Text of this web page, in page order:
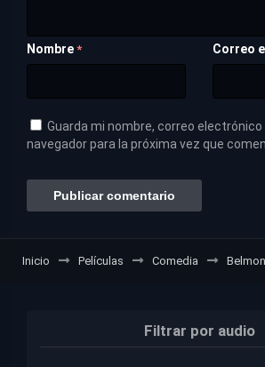
Nombre * Correo
Guarda mi nombre, correo
navegador para la próxima vez que
Inicio Películas Comedia
Filtrar por audio